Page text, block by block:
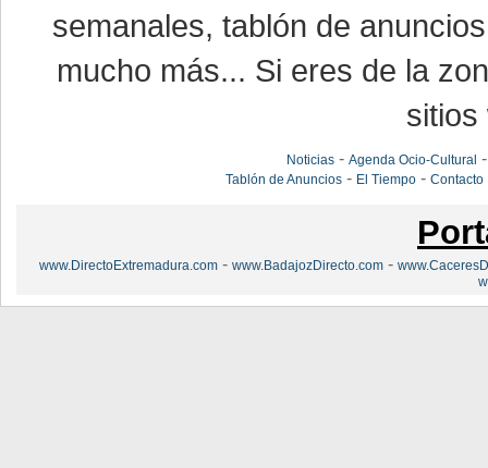
semanales, tablón de
mucho más... Si eres de la
sitios
Noticias -Agenda Ocio-Cultural
Tablón de Anuncios - El Tiempo -Contacto
www.DirectoExtremadura.com - www.BadajozDirecto.com -